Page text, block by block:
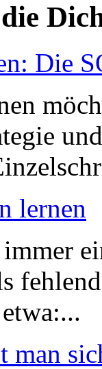
Die
lernen
man